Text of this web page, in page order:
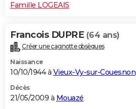
Famille LOGEAIS
Francois DUPRE (64 ans)
Créer une cagnotte obsèques
Naissance
10/10/1944 à Vieux-Vy-sur-Couesnon
Décès
21/05/2009 à Mouazé